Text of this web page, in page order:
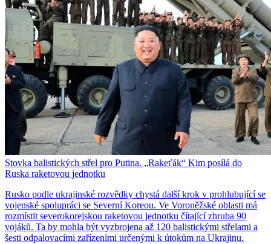
Stovka balistických střel pro Putina. „Rakeťák“ Kim posílá do
Ruska raketovou jednotku
Rusko podle ukrajinské rozvědky chystá další krok v prohlubující se
vojenské spolupráci se Severní Koreou. Ve Voroněžské oblasti má
rozmístit severokorejskou raketovou jednotku čítající zhruba 90
vojáků. Ta by mohla být vyzbrojena až 120 balistickými střelami a
šesti odpalovacími zařízeními určenými k útokům na Ukrajinu.